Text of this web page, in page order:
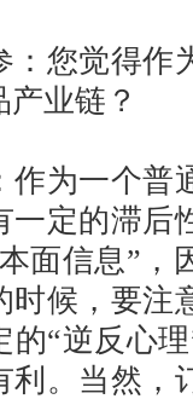
您觉得作
业链？
为一个普
一定的滞后
面信息”，
时候，要注
的“逆反心
利。当然，